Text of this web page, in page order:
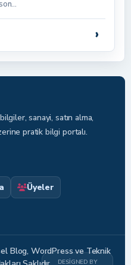
›
sanayi, satın alma,
pratik bilgi portalı.
Üyeler
Blog, WordPress ve Teknik
DESIGNED BY